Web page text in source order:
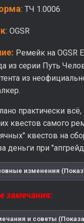
: ТЧ 1.0006
: OGSR
Ремейк на OGSR
из серии Путь
из
практически
квестов самого
квестов на
деньги при
изменения
замечания:
и советы